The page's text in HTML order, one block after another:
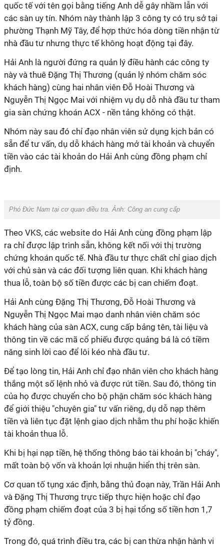
quốc tế với tên gọi bằng tiếng Anh dễ gây nhầm lẫn với
các sàn uy tín. Nhóm này thành lập 3 công ty có trụ sở tại
phường Thạnh Mỹ Tây, để hợp thức hóa dòng tiền nhận từ
nhà đầu tư nhưng thực tế không hoạt động tại đây.
Hải Anh là người đứng ra quản lý điều hành các công ty
này và thuê Đặng Thị Thương (quản lý nhóm chăm sóc
khách hàng) cùng hai nhân viên Đỗ Hoài Thương và
Nguyễn Thị Ngọc Mai với nhiệm vụ dụ dỗ nhà đầu tư tham
gia sàn chứng khoán ACX - nền tảng không có thật.
Nhóm này sau đó chỉ đạo nhân viên sử dụng kịch bản có
sẵn để tư vấn, dụ dỗ khách hàng mở tài khoản và chuyển
tiền vào các tài khoản do Hải Anh cùng đồng phạm chỉ
định.
Phó Đức Nam tại cơ quan điều tra. Ảnh: Công an cung cấp
Theo VKS, các website do Hải Anh cùng đồng phạm lập
ra chỉ được lập trình sẵn, không kết nối với thị trường
chứng khoán quốc tế. Nhà đầu tư thực chất chỉ giao dịch
với chủ sàn và các đối tượng liên quan. Khi khách hàng
thua lỗ, toàn bộ số tiền được các bị can chiếm đoạt.
Hải Anh cùng Đặng Thị Thương, Đỗ Hoài Thương và
Nguyễn Thị Ngọc Mai mạo danh nhân viên chăm sóc
khách hàng của sàn ACX, cung cấp bảng tên, tài liệu và
thông tin về các mã cổ phiếu được quảng bá là có tiềm
năng sinh lời cao để lôi kéo nhà đầu tư.
Để tạo lòng tin, Hải Anh chỉ đạo nhân viên cho khách hàng
thắng một số lệnh nhỏ và được rút tiền. Sau đó, thông tin
của họ được chuyển cho bộ phận chăm sóc khách hàng
để giới thiệu "chuyên gia" tư vấn riêng, dụ dỗ nạp thêm
tiền và liên tục đặt lệnh giao dịch nhằm thu phí hoặc khiến
tài khoản thua lỗ.
Khi bị hại nạp tiền, hệ thống thông báo tài khoản bị "cháy",
mất toàn bộ vốn và khoản lợi nhuận hiển thị trên sàn.
Cơ quan tố tụng xác định, bằng thủ đoạn này, Trần Hải Anh
và Đặng Thị Thương trực tiếp thực hiện hoặc chỉ đạo
đồng phạm chiếm đoạt của 3 bị hại tổng số tiền hơn 1,7
tỷ đồng.
Trong đó, quá trình điều tra, các bị can thừa nhận hành vi